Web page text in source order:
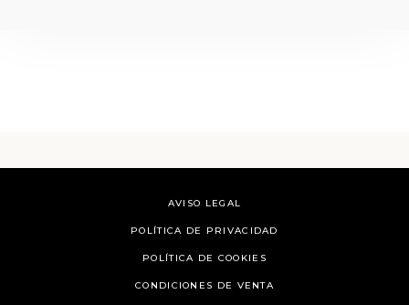
AVISO LEGAL
POLÍTICA DE PRIVACIDAD
POLÍTICA DE COOKIES
CONDICIONES DE VENTA